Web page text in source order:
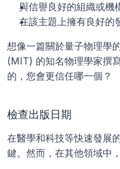
與信譽良好的組織或機
在該主題上擁有良好的
想像一篇關於量子物理學
(MIT) 的知名物理學家撰
的，您會更信任哪一個？
檢查出版日期
在醫學和科技等快速發展
鍵。然而，在其他領域中